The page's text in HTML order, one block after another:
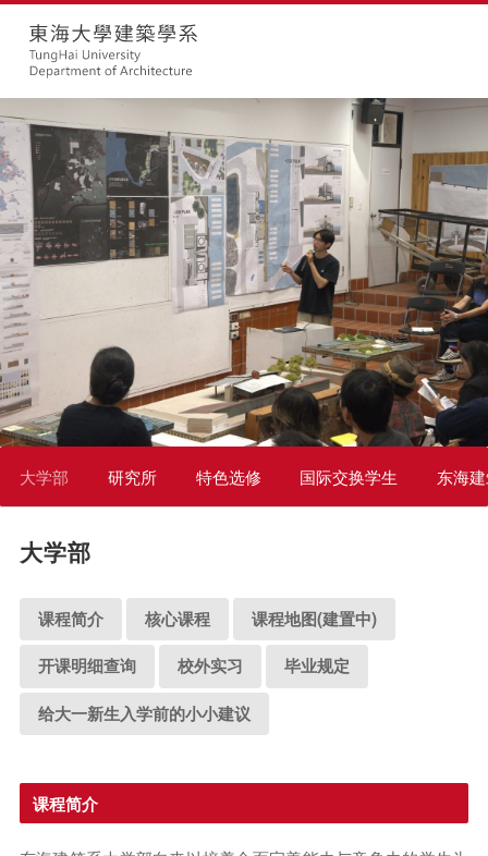
大学部 研究所 特色选修 国际交换学生 东海
大学部
课程简介 核心课程
课程地图(建置中)
开课明细查询
校外实习
毕业规定
给大一新生入学前的小小建议
课程简介